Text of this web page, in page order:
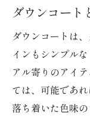
ダウンコート
ダウンコートは
インもシンプル
アル寄りのアイ
ては、可能であ
落ち着いた色味